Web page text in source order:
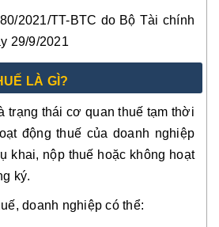
2021/TT-BTC do Bộ Tài chính
29/9/2021
LÀ GÌ?
trạng thái cơ quan thuế tạm thời
động thuế của doanh nghiệp
khai, nộp thuế hoặc không hoạt
ký.
doanh nghiệp có thể: